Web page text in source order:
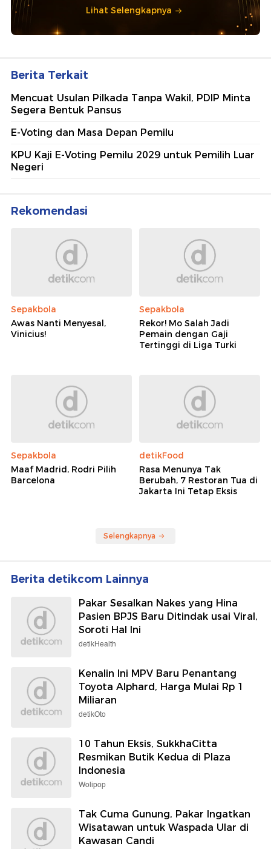
Lihat Selengkapnya
Berita Terkait
Mencuat Usulan Pilkada Tanpa Wakil, PDIP Minta
Segera Bentuk Pansus
E-Voting dan Masa Depan Pemilu
KPU Kaji E-Voting Pemilu 2029 untuk Pemilih Luar
Negeri
Rekomendasi
Sepakbola
Awas Nanti Menyesal,
Vinicius!
Sepakbola
Rekor! Mo Salah Jadi
Pemain dengan Gaji
Tertinggi di Liga Turki
Sepakbola
Maaf Madrid, Rodri Pilih
Barcelona
detikFood
Rasa Menunya Tak
Berubah, 7 Restoran Tua di
Jakarta Ini Tetap Eksis
Selengkapnya
Berita detikcom Lainnya
Pakar Sesalkan Nakes yang Hina
Pasien BPJS Baru Ditindak usai Viral,
Soroti Hal Ini
detikHealth
Kenalin Ini MPV Baru Penantang
Toyota Alphard, Harga Mulai Rp 1
Miliaran
detikOto
10 Tahun Eksis, SukkhaCitta
Resmikan Butik Kedua di Plaza
Indonesia
Wolipop
Tak Cuma Gunung, Pakar Ingatkan
Wisatawan untuk Waspada Ular di
Kawasan Candi